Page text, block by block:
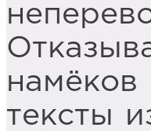
тексты